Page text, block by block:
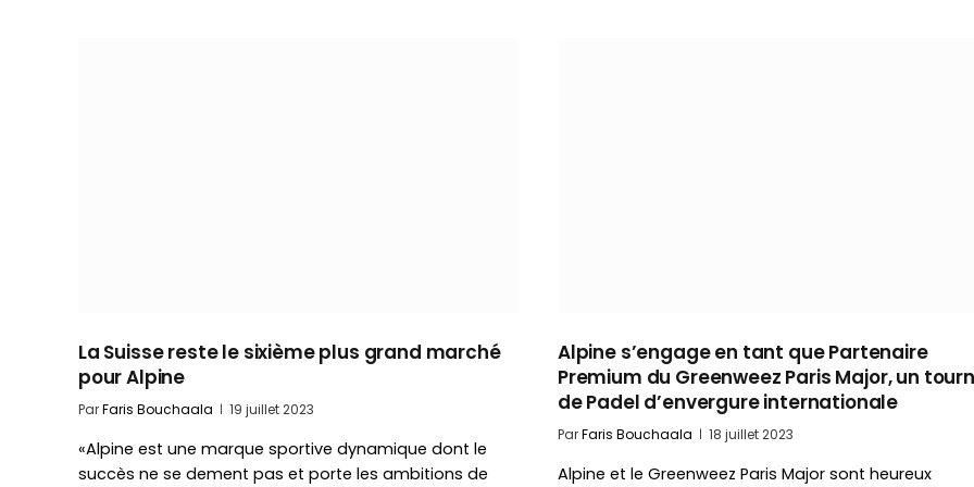
La Suisse reste le sixième plus grand marché
pour Alpine
ParFaris Bouchaala 19 juillet 2023
«Alpine est une marque sportive dynamique dont le
succès ne se dement pas et porte les ambitions de
Alpine s’engage en tant que Partenaire
Premium du Greenweez Paris Major, un
de Padel d’envergure internationale
ParFaris Bouchaala 18 juillet 2023
Alpine et le Greenweez Paris Major sont heureux